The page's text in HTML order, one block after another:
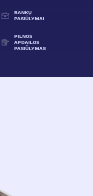
BANKŲ
PASIŪLYMAI
PILNOS
APDAILOS
PASIŪLYMAS